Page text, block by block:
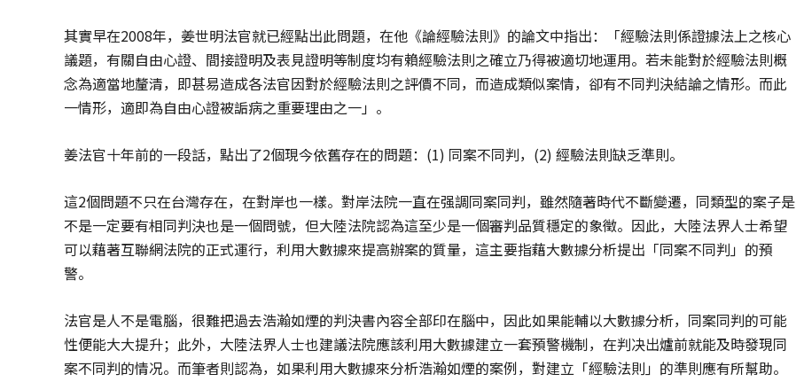
其實早在2008年，姜世明法官就已經點出此問題，在他《論經驗法則》的論文中指出：「經驗法則係證據法上之核心
議題，有關自由心證、間接證明及表見證明等制度均有賴經驗法則之確立乃得被適切地運用。若未能對於經驗法則概
念為適當地釐清，即甚易造成各法官因對於經驗法則之評價不同，而造成類似案情，卻有不同判決結論之情形。而此
一情形，適即為自由心證被詬病之重要理由之一」。
姜法官十年前的一段話，點出了2個現今依舊存在的問題：(1) 同案不同判，(2) 經驗法則缺乏準則。
這2個問題不只在台灣存在，在對岸也一樣。對岸法院一直在强調同案同判，雖然隨著時代不斷變遷，同類型的案子是
不是一定要有相同判決也是一個問號，但大陸法院認為這至少是一個審判品質穩定的象徵。因此，大陸法界人士希望
可以藉著互聯網法院的正式運行，利用大數據來提高辦案的質量，這主要指藉大數據分析提出「同案不同判」的預
警。
法官是人不是電腦，很難把過去浩瀚如煙的判決書內容全部印在腦中，因此如果能輔以大數據分析，同案同判的可能
性便能大大提升；此外，大陸法界人士也建議法院應該利用大數據建立一套預警機制，在判决出爐前就能及時發現同
案不同判的情况。而筆者則認為，如果利用大數據來分析浩瀚如煙的案例，對建立「經驗法則」的準則應有所幫助。